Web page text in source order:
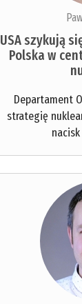
USA szykują
Polska w
Departament
strategię